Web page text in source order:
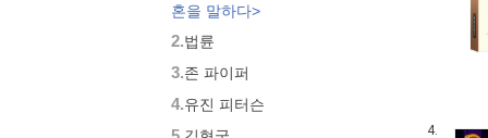
혼을 말하다>
2.법륜
3.존 파이퍼
4.유진 피터슨
4.